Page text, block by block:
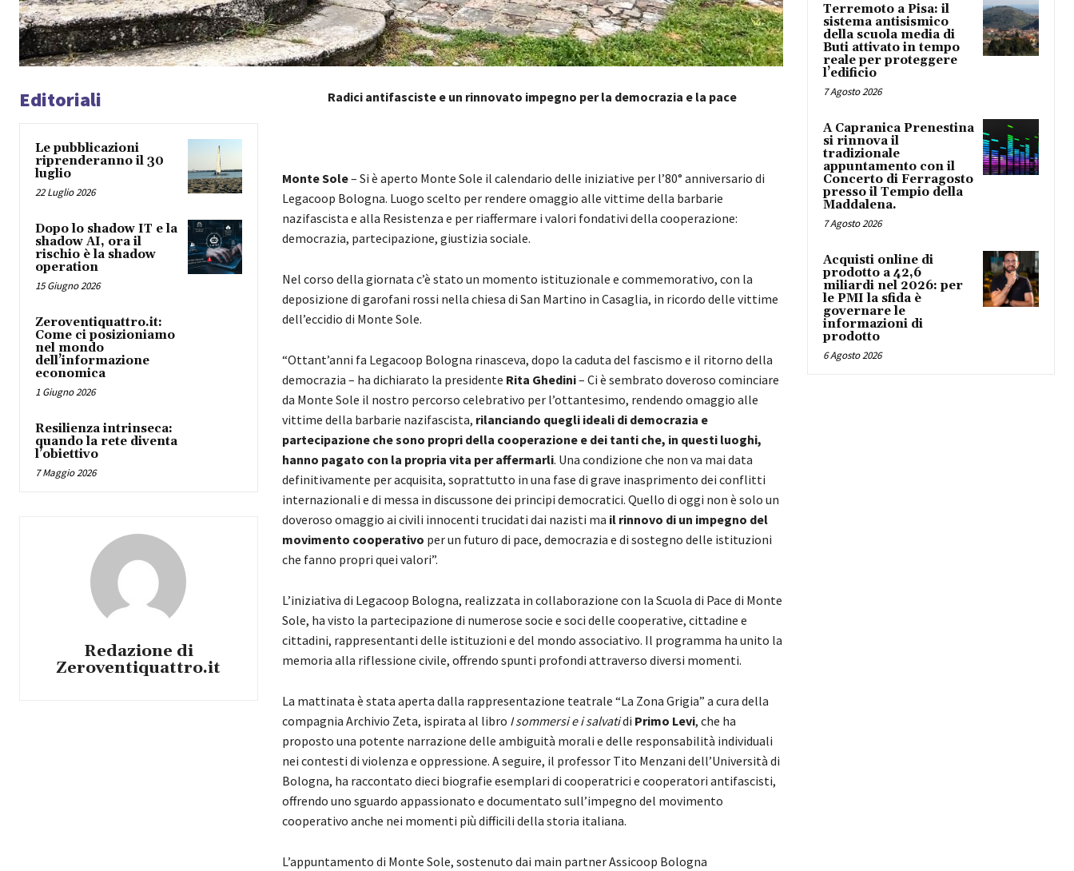
Editoriali
Le pubblicazioni
riprenderanno il 30
luglio
22 Luglio 2026
Dopo lo shadow IT e la
shadow AI, ora il
rischio è la shadow
operation
15 Giugno 2026
Zeroventiquattro.it:
Come ci posizioniamo
nel mondo
dell’informazione
economica
1 Giugno 2026
Resilienza intrinseca:
quando la rete diventa
l’obiettivo
7 Maggio 2026
Redazione di
Zeroventiquattro.it
Radici antifasciste e un rinnovato impegno per la democrazia e la pace
Monte Sole– Si è aperto Monte Sole il calendario delle iniziative per l’80° anniversario di
Legacoop Bologna. Luogo scelto per rendere omaggio alle vittime della barbarie
nazifascista e alla Resistenza e per riaffermare i valori fondativi della cooperazione:
democrazia, partecipazione, giustizia sociale.
Nel corso della giornata c’è stato un momento istituzionale e commemorativo, con la
deposizione di garofani rossi nella chiesa di San Martino in Casaglia, in ricordo delle vittime
dell’eccidio di Monte Sole.
“Ottant’anni fa Legacoop Bologna rinasceva, dopo la caduta del fascismo e il ritorno della
democrazia – ha dichiarato la presidente Rita Ghedini– Ci è sembrato doveroso cominciare
da Monte Sole il nostro percorso celebrativo per l’ottantesimo, rendendo omaggio alle
vittime della barbarie nazifascista, rilanciando quegli ideali di democrazia e
partecipazione che sono propri della cooperazione e dei tanti che, in questi luoghi,
hanno pagato con la propria vita per affermarli. Una condizione che non va mai data
definitivamente per acquisita, soprattutto in una fase di grave inasprimento dei conflitti
internazionali e di messa in discussone dei principi democratici. Quello di oggi non è solo un
doveroso omaggio ai civili innocenti trucidati dai nazisti ma il rinnovo di un impegno del
movimento cooperativo per un futuro di pace, democrazia e di sostegno delle istituzioni
che fanno propri quei valori”.
L’iniziativa di Legacoop Bologna, realizzata in collaborazione con la Scuola di Pace di Monte
Sole, ha visto la partecipazione di numerose socie e soci delle cooperative, cittadine e
cittadini, rappresentanti delle istituzioni e del mondo associativo. Il programma ha unito la
memoria alla riflessione civile, offrendo spunti profondi attraverso diversi momenti.
La mattinata è stata aperta dalla rappresentazione teatrale “La Zona Grigia” a cura della
compagnia Archivio Zeta, ispirata al libro I sommersi e i salvatidi Primo Levi, che ha
proposto una potente narrazione delle ambiguità morali e delle responsabilità individuali
nei contesti di violenza e oppressione. A seguire, il professor Tito Menzani dell’Università di
Bologna, ha raccontato dieci biografie esemplari di cooperatrici e cooperatori antifascisti,
offrendo uno sguardo appassionato e documentato sull’impegno del movimento
cooperativo anche nei momenti più difficili della storia italiana.
L’appuntamento di Monte Sole, sostenuto dai main partner Assicoop Bologna
Terremoto a Pisa: il
sistema antisismico
della scuola media di
Buti attivato in tempo
reale per proteggere
l’edificio
7 Agosto 2026
A Capranica Prenestina
si rinnova il
tradizionale
appuntamento con il
Concerto di Ferragosto
presso il Tempio della
Maddalena.
7 Agosto 2026
Acquisti online di
prodotto a 42,6
miliardi nel 2026: per
le PMI la sfida è
governare le
informazioni di
prodotto
6 Agosto 2026